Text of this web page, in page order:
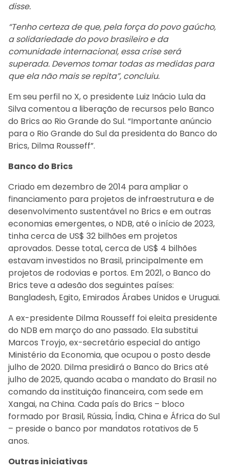
disse.
“Tenho certeza de que, pela força do povo gaúcho,
a solidariedade do povo brasileiro e da
comunidade internacional, essa crise será
superada. Devemos tomar todas as medidas para
que ela não mais se repita”, concluiu.
Em seu perfil no X, o presidente Luiz Inácio Lula da
Silva comentou a liberação de recursos pelo Banco
do Brics ao Rio Grande do Sul. “Importante anúncio
para o Rio Grande do Sul da presidenta do Banco do
Brics, Dilma Rousseff”.
Banco do Brics
Criado em dezembro de 2014 para ampliar o
financiamento para projetos de infraestrutura e de
desenvolvimento sustentável no Brics e em outras
economias emergentes, o NDB, até o início de 2023,
tinha cerca de US$ 32 bilhões em projetos
aprovados. Desse total, cerca de US$ 4 bilhões
estavam investidos no Brasil, principalmente em
projetos de rodovias e portos. Em 2021, o Banco do
Brics teve a adesão dos seguintes países:
Bangladesh, Egito, Emirados Árabes Unidos e Uruguai.
A ex-presidente Dilma Rousseff foi eleita presidente
do NDB em março do ano passado. Ela substitui
Marcos Troyjo, ex-secretário especial do antigo
Ministério da Economia, que ocupou o posto desde
julho de 2020. Dilma presidirá o Banco do Brics até
julho de 2025, quando acaba o mandato do Brasil no
comando da instituição financeira, com sede em
Xangai, na China. Cada país do Brics – bloco
formado por Brasil, Rússia, Índia, China e África do Sul
– preside o banco por mandatos rotativos de 5
anos.
Outras iniciativas